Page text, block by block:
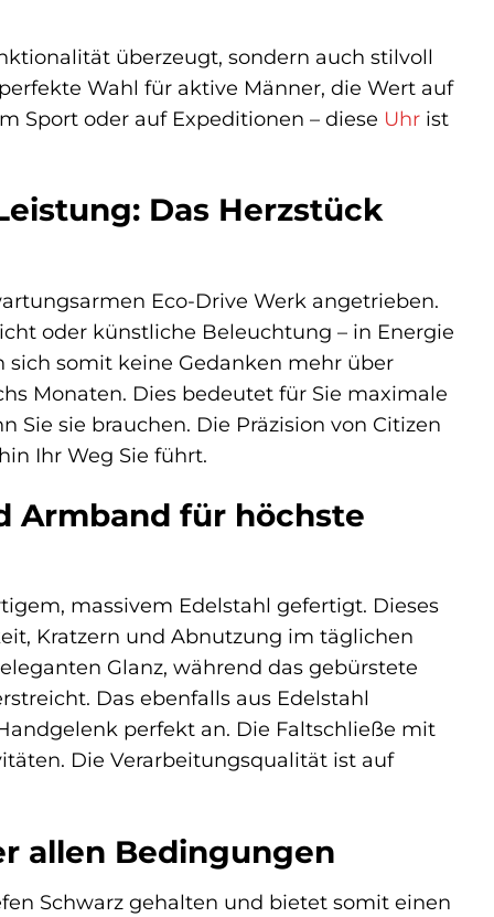
überzeugt, sondern auch stilvoll
Wahl für aktive Männer, die Wert auf
Sport oder auf Expeditionen – diese Uhr ist
Das Herzstück
Eco-Drive Werk angetrieben.
oder künstliche Beleuchtung – in Energie
somit keine Gedanken mehr über
Monaten. Dies bedeutet für Sie maximale
sie brauchen. Die Präzision von Citizen
Ihr Weg Sie führt.
Armband für höchste
massivem Edelstahl gefertigt. Dieses
Kratzern und Abnutzung im täglichen
Glanz, während das gebürstete
Das ebenfalls aus Edelstahl
perfekt an. Die Faltschließe mit
Die Verarbeitungsqualität ist auf
allen Bedingungen
Schwarz gehalten und bietet somit einen